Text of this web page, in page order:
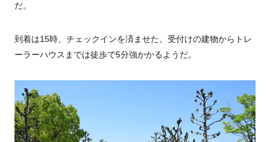
だ。
到着は15時、チェックインを済ませた。受付けの建物からトレ
ーラーハウスまでは徒歩で5分強かかるようだ。